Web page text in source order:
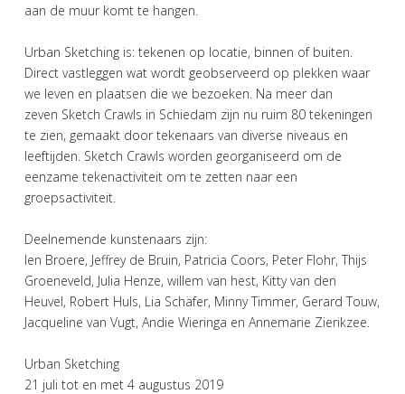
aan de muur komt te hangen.
Urban Sketching is: tekenen op locatie, binnen of buiten.
Direct vastleggen wat wordt geobserveerd op plekken waar
we leven en plaatsen die we bezoeken. Na meer dan
zeven Sketch Crawls in Schiedam zijn nu ruim 80 tekeningen
te zien, gemaakt door tekenaars van diverse niveaus en
leeftijden. Sketch Crawls worden georganiseerd om de
eenzame tekenactiviteit om te zetten naar een
groepsactiviteit.
Deelnemende kunstenaars zijn:
Ien Broere, Jeffrey de Bruin, Patricia Coors, Peter Flohr, Thijs
Groeneveld, Julia Henze, willem van hest, Kitty van den
Heuvel, Robert Huls, Lia Schäfer, Minny Timmer, Gerard Touw,
Jacqueline van Vugt, Andie Wieringa en Annemarie Zierikzee.
Urban Sketching
21 juli tot en met 4 augustus 2019